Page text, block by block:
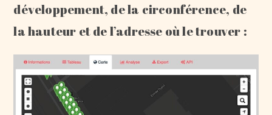
développement, de la circonférence, de
la hauteur et de l’adresse où le trouver :